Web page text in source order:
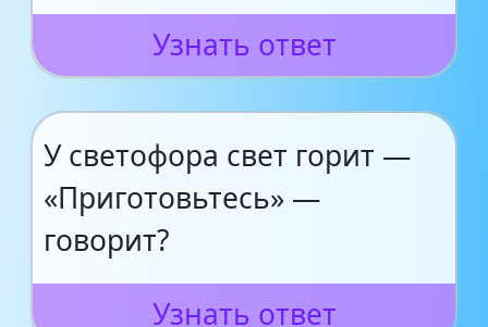
Узнать ответ
У светофора свет горит —
«Приготовьтесь» —
говорит?
Узнать ответ